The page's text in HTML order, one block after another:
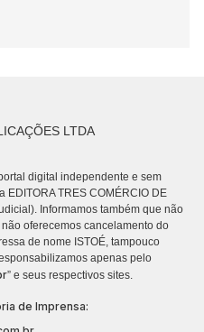
LTDA
digital independente e sem
TRES COMÉRCIO DE
Informamos também que não
oferecemos cancelamento do
de nome ISTOÉ, tampouco
apenas pelo
” e seus respectivos sites.
de Imprensa: